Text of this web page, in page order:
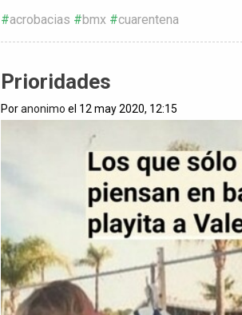
acrobacias bmx cuarentena
Prioridades
Poranonimo el 12 may 2020, 12:15